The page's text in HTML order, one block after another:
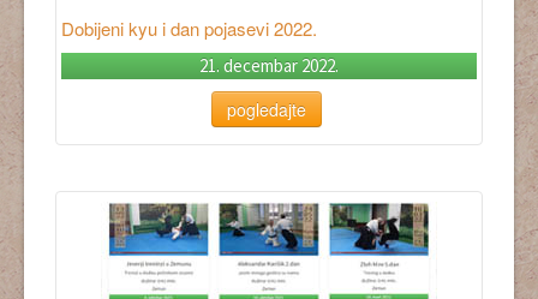
Dobijeni kyu i dan pojasevi 2022.
21. decembar 2022.
pogledajte